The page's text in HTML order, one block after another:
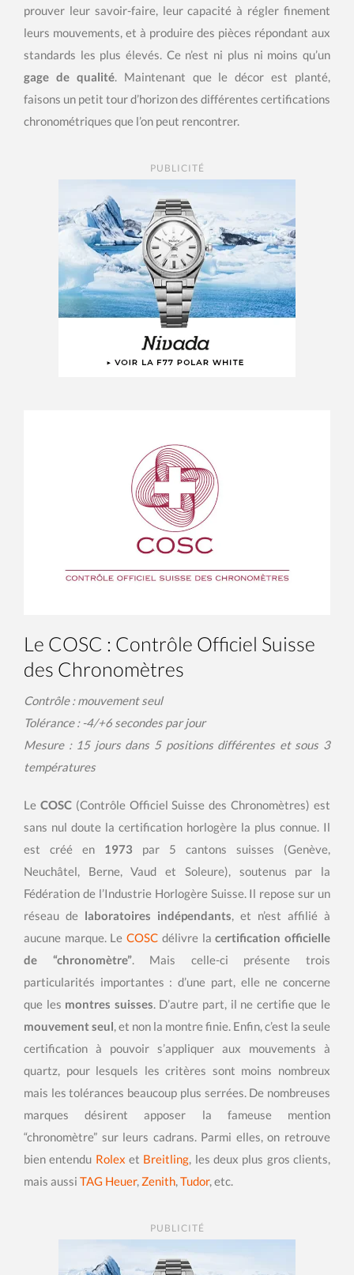
prouver leur savoir-faire, leur capacité à régler finement
leurs mouvements, et à produire des pièces répondant aux
standards les plus élevés. Ce n’est ni plus ni moins qu’un
gage de qualité. Maintenant que le décor est planté,
faisons un petit tour d’horizon des différentes certifications
chronométriques que l’on peut rencontrer.
PUBLICITÉ
Le COSC : Contrôle Officiel Suisse
des Chronomètres
Contrôle : mouvement seul
Tolérance : -4/+6 secondes par jour
Mesure : 15 jours dans 5 positions différentes et sous 3
températures
Le COSC(Contrôle Officiel Suisse des Chronomètres) est
sans nul doute la certification horlogère la plus connue. Il
est créé en 1973 par 5 cantons suisses (Genève,
Neuchâtel, Berne, Vaud et Soleure), soutenus par la
Fédération de l’Industrie Horlogère Suisse. Il repose sur un
réseau de laboratoires indépendants, et n’est affilié à
aucune marque. LeCOSC délivre lacertification officielle
de “chronomètre”. Mais celle-ci présente trois
particularités importantes : d’une part, elle ne concerne
que les montres suisses. D’autre part, il ne certifie que le
mouvement seul, et non la montre finie. Enfin, c’est la seule
certification à pouvoir s’appliquer aux mouvements à
quartz, pour lesquels les critères sont moins nombreux
mais les tolérances beaucoup plus serrées. De nombreuses
marques désirent apposer la fameuse mention
“chronomètre” sur leurs cadrans. Parmi elles, on retrouve
bien entendu Rolex et Breitling, les deux plus gros clients,
mais aussi TAG Heuer, Zenith,Tudor, etc.
PUBLICITÉ